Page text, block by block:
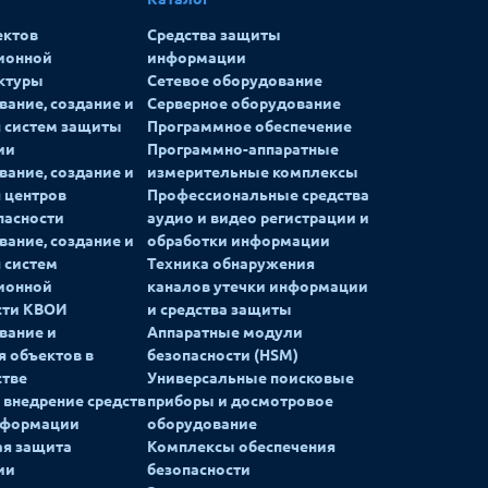
создание и
систем защиты
создание и
центров
создание и
систем
КВОИ
и
объектов в
средств
защита
Средства защиты
информации
Сетевое оборудование
Серверное оборудование
Программное обеспечение
Программно-аппаратные
измерительные комплексы
Профессиональные средства
аудио и видео регистрации и
обработки информации
Техника обнаружения
каналов утечки информации
и средства защиты
Аппаратные модули
безопасности (HSM)
Универсальные поисковые
приборы и досмотровое
оборудование
Комплексы обеспечения
безопасности